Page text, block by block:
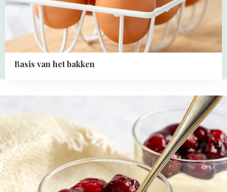
Basis van het bakken
van
bakken